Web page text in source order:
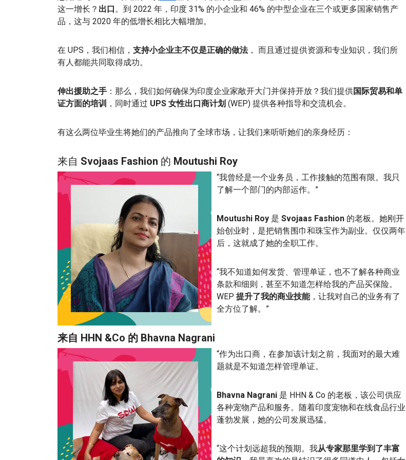
这一增长？ 出口。到 2022 年，印度 31% 的小企业和 46% 的中型企业在三个或更多国家销售产
品，这与 2020 年的低增长相比大幅增加。
在 UPS，我们相信， 支持小企业主不仅是正确的做法， 而且通过提供资源和专业知识，我们所
有人都能共同取得成功。
伸出援助之手 ：那么，我们如何确保为印度企业家敞开大门并保持开放？我们提供国际贸易和单
证方面的培训 ，同时通过 UPS 女性出口商计划 (WEP) 提供各种指导和交流机会。
有这么两位毕业生将她们的产品推向了全球市场，让我们来听听她们的亲身经历：
来自 Svojaas Fashion 的 Moutushi Roy
“我曾经是一个业务员，工作接触的范围有限。我只
了解一个部门的内部运作。”
Moutushi Roy 是 Svojaas Fashion 的老板。她刚开
始创业时，是把销售围巾和珠宝作为副业。仅仅两年
后，这就成了她的全职工作。
“我不知道如何发货、管理单证，也不了解各种商业
条款和细则，甚至不知道怎样给我的产品买保险。
WEP 提升了我的商业技能，让我对自己的业务有了
全方位了解。”
来自 HHN &Co 的 Bhavna Nagrani
“作为出口商，在参加该计划之前，我面对的最大难
题就是不知道怎样管理单证。
Bhavna Nagrani 是 HHN & Co 的老板，该公司供应
各种宠物产品和服务。随着印度宠物和在线食品行业
蓬勃发展，她的公司发展迅猛。
“这个计划远超我的预期。我从专家那里学到了丰富